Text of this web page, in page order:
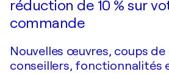
réduction de 10 % sur
commande
Nouvelles œuvres, coups
conseillers, fonctionnalités